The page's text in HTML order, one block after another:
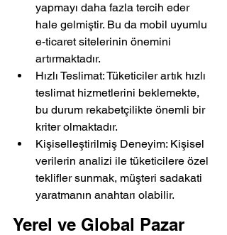
yapmayı daha fazla tercih eder
hale gelmiştir. Bu da mobil uyumlu
e-ticaret sitelerinin önemini
artırmaktadır.
Hızlı Teslimat: Tüketiciler artık hızlı
teslimat hizmetlerini beklemekte,
bu durum rekabetçilikte önemli bir
kriter olmaktadır.
Kişiselleştirilmiş Deneyim: Kişisel
verilerin analizi ile tüketicilere özel
teklifler sunmak, müşteri sadakati
yaratmanın anahtarı olabilir.
Yerel ve Global Pazar